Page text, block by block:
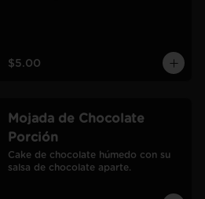
$5.00
Mojada de Chocolate
Porción
Cake de chocolate húmedo con su
salsa de chocolate aparte.